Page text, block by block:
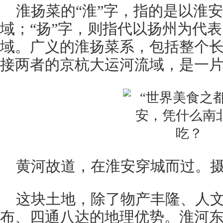
淮扬菜的“淮”字，指的是以淮
域；“扬”字，则指代以扬州为代
域。广义的淮扬菜系，包括整个
接两者的京杭大运河流域，是一
黄河故道，在淮安穿城而过。
这块土地，除了物产丰隆、人
布、四通八达的地理优势。淮河